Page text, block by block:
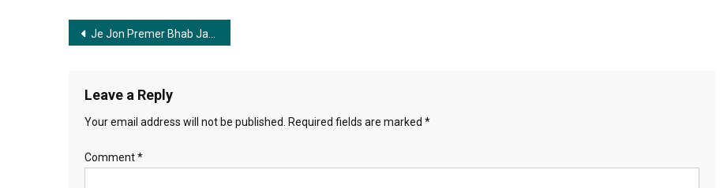
Post
Je Jon Premer Bhab Jane Na | যে জন প্রেমের ভাব জানে না
Leave a Reply
Your email address will not be published. Required fields are marked *
Comment*